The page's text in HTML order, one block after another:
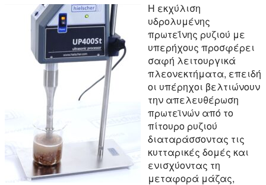
Η εκχύλιση
υδρολυμένης
πρωτεΐνης ρυζιού με
υπερήχους προσφέρει
σαφή λειτουργικά
πλεονεκτήματα, επειδή
οι υπέρηχοι βελτιώνουν
την απελευθέρωση
πρωτεϊνών από το
πίτουρο ρυζιού
διαταράσσοντας τις
κυτταρικές δομές και
ενισχύοντας τη
μεταφορά μάζας,